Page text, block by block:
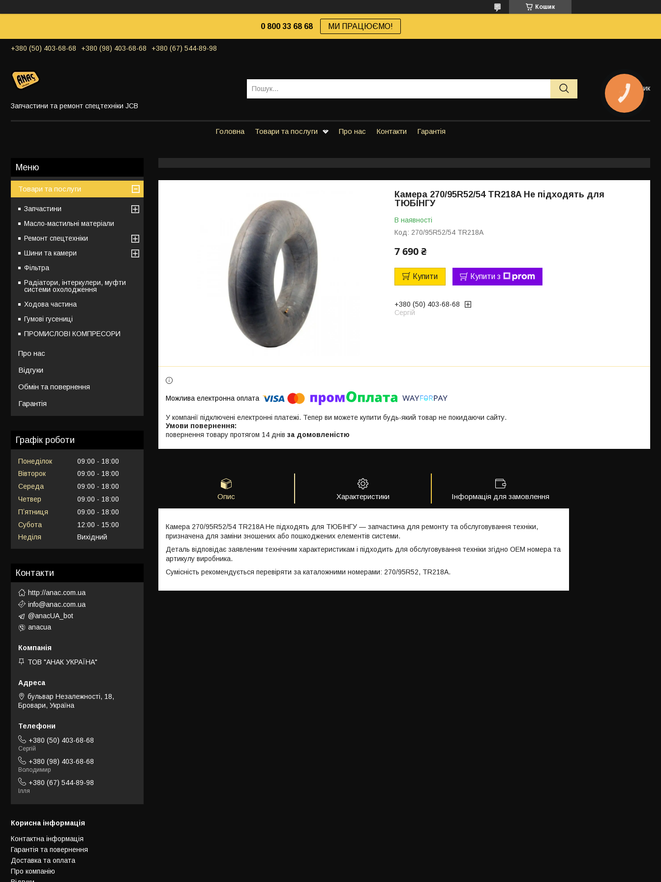
Кошик
0 800 33 68 68 МИ ПРАЦЮЄМО!
+380 (50) 403-68-68 +380 (98) 403-68-68 +380 (67) 544-89-98
Запчастини та ремонт спецтехніки JCB
Кошик
Головна Товари та послуги Про нас Контакти Гарантія
Камера 270/95R52/54 TR218A Не підходять для
ТЮБІНГУ
В наявності
Код: 270/95R52/54 TR218A
7 690 ₴
Купити Купити з
+380 (50) 403-68-68
Сергій
У компанії підключені електронні платежі. Тепер ви можете купити будь-який товар не покидаючи сайту.
повернення товару протягом 14 днів за домовленістю
Опис Характеристики Інформація для замовлення
Камера 270/95R52/54 TR218A Не підходять для ТЮБІНГУ — запчастина для ремонту та обслуговування техніки,
призначена для заміни зношених або пошкоджених елементів системи.
Деталь відповідає заявленим технічним характеристикам і підходить для обслуговування техніки згідно OEM номера та
артикулу виробника.
Сумісність рекомендується перевіряти за каталожними номерами: 270/95R52, TR218A.
Товари та послуги
Запчастини
Масло-мастильні матеріали
Ремонт спецтехніки
Шини та камери
Фільтра
Радіатори, інтеркулери, муфти
системи охолодження
Ходова частина
Гумові гусениці
ПРОМИСЛОВІ КОМПРЕСОРИ
Про нас
Відгуки
Обмін та повернення
Гарантія
Графік роботи
Понеділок 09:00
18:00
Вівторок
09:00
18:00
Середа
09:00
18:00
Четвер
09:00
18:00
Пʼятниця
09:00
18:00
Субота
12:00
15:00
Неділя
Вихідний
Контакти
http://anac.com.ua
info@anac.com.ua
@anacUA_bot
anacua
ТОВ "АНАК УКРАЇНА"
бульвар Незалежності, 18,
Бровари, Україна
+380 (50) 403-68-68
Сергій
+380 (98) 403-68-68
Володимир
+380 (67) 544-89-98
Ілля
Корисна інформація
Контактна інформація
Гарантія та повернення
Доставка та оплата
Про компанію
КНОПКА
ЗВ'ЯЗКУ